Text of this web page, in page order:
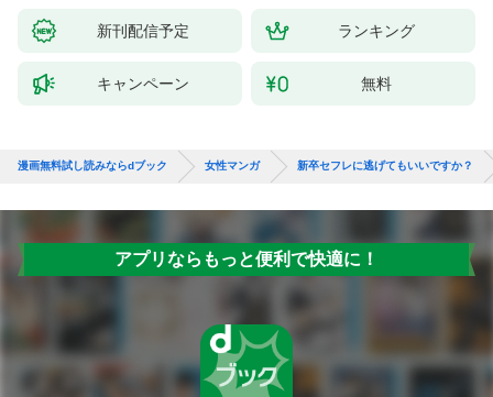
新刊配信予定 ランキング
キャンペーン 無料
漫画無料試し読みならdブック 女性マンガ 新卒セフレに逃げてもいいですか？
アプリならもっと便利で快適に！